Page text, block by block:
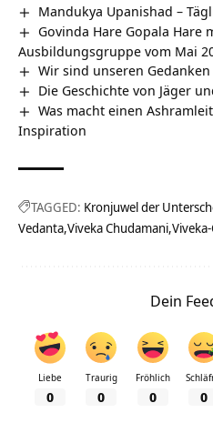
Mandukya Upanishad –
Govinda Hare Gopala
Ausbildungsgruppe vom Mai
Wir sind unseren
Die Geschichte von Jäger
Was macht einen
Inspiration
TAGGED: Kronjuwel der
Vedanta Viveka Chudamani
Dein
Liebe
0
Traurig
0
Fröhlich
0 0